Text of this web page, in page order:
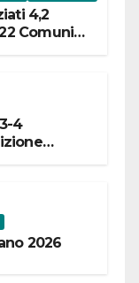
4,2
Comuni
4
2026